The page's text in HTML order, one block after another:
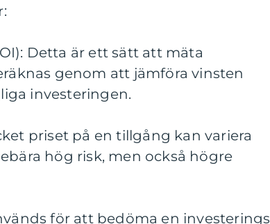
Detta är ett sätt att mäta
genom att jämföra vinsten
investeringen.
priset på en tillgång kan variera
hög risk, men också högre
för att bedöma en investerings